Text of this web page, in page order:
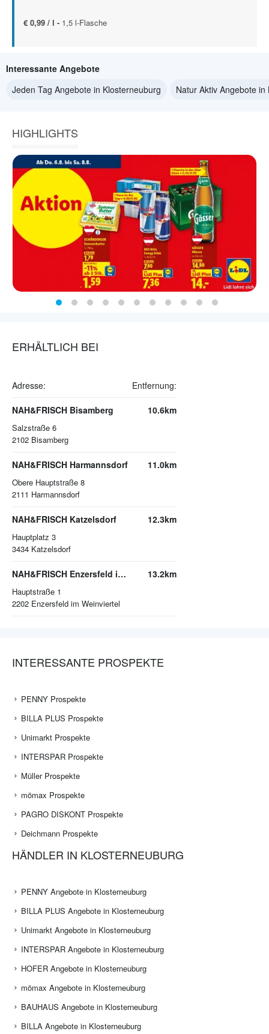
€ 0,99 / l - 1,5 l-Flasche
Interessante Angebote
Jeden Tag Angebote in Klosterneuburg
Natur Aktiv Angebote
HIGHLIGHTS
ERHÄLTLICH BEI
Adresse: Entfernung:
NAH&FRISCH Bisamberg
Salzstraße 6
2102 Bisamberg
10.6km
NAH&FRISCH Harmannsdorf
Obere Hauptstraße 8
2111 Harmannsdorf
11.0km
NAH&FRISCH Katzelsdorf
Hauptplatz 3
3434 Katzelsdorf
12.3km
NAH&FRISCH Enzersfeld im Weinviertel
Hauptstraße 1
2202 Enzersfeld im Weinviertel
13.2km
INTERESSANTE PROSPEKTE
PENNY Prospekte
BILLA PLUS Prospekte
Unimarkt Prospekte
INTERSPAR Prospekte
Müller Prospekte
mömax Prospekte
PAGRO DISKONT Prospekte
Deichmann Prospekte
HÄNDLER IN KLOSTERNEUBURG
PENNY Angebote in Klosterneuburg
BILLA PLUS Angebote in Klosterneuburg
Unimarkt Angebote in Klosterneuburg
INTERSPAR Angebote in Klosterneuburg
HOFER Angebote in Klosterneuburg
mömax Angebote in Klosterneuburg
BAUHAUS Angebote in Klosterneuburg
BILLA Angebote in Klosterneuburg